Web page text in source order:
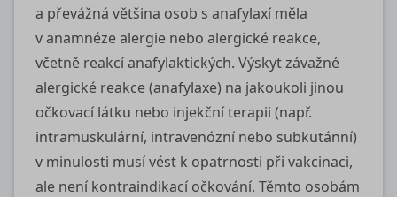
a převážná většina osob s anafylaxí měla
v anamnéze alergie nebo alergické reakce,
včetně reakcí anafylaktických. Výskyt závažné
alergické reakce (anafylaxe) na jakoukoli jinou
očkovací látku nebo injekční terapii (např.
intramuskulární, intravenózní nebo subkutánní)
v minulosti musí vést k opatrnosti při vakcinaci,
ale není kontraindikací očkování. Těmto osobám